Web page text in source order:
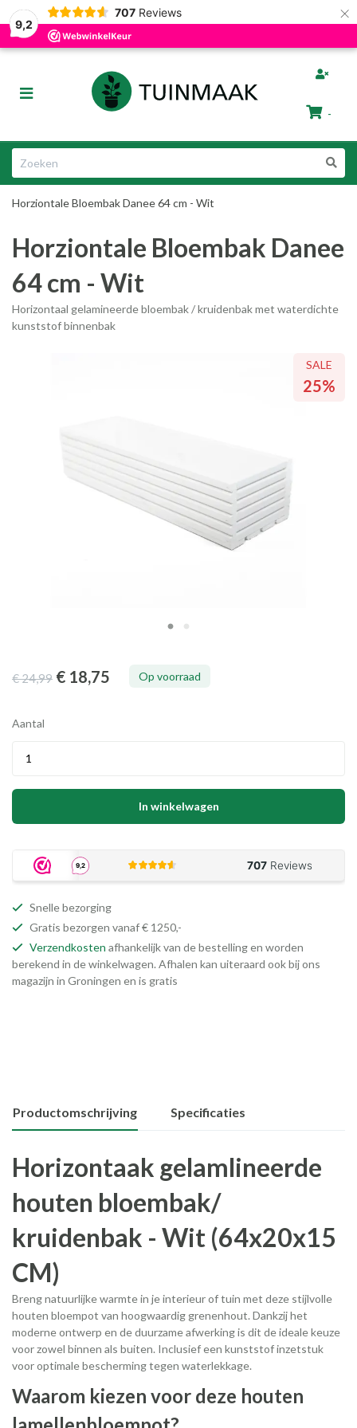
(Tuinafscheiding)
(Tuinmeubelen)
(Dier & Tuin)
(Cadeautips)
9,2
707 Reviews ×
Gratis afhalen in Groningen Razendsnelle Levering
Toggle
-
Winkelwagen
Vul hem met producten.
Horziontale Bloembak Danee 64 cm - Wit
Horziontale Bloembak Danee
64 cm - Wit
Horizontaal gelamineerde bloembak / kruidenbak met waterdichte
kunststof binnenbak
SALE
25%
SALE
25%
€ 24,99 € 18,75 Op voorraad
Aantal
In winkelwagen
Snelle bezorging
Gratis bezorgen vanaf € 1250,-
Verzendkosten afhankelijk van de bestelling en worden
berekend in de winkelwagen. Afhalen kan uiteraard ook bij ons
magazijn in Groningen en is gratis
Productomschrijving Specificaties
Horizontaak gelamlineerde
houten bloembak/
kruidenbak - Wit (64x20x15
CM)
Breng natuurlijke warmte in je interieur of tuin met deze stijlvolle
houten bloempot van hoogwaardig grenenhout. Dankzij het
moderne ontwerp en de duurzame afwerking is dit de ideale keuze
voor zowel binnen als buiten. Inclusief een kunststof inzetstuk
voor optimale bescherming tegen waterlekkage.
Waarom kiezen voor deze houten